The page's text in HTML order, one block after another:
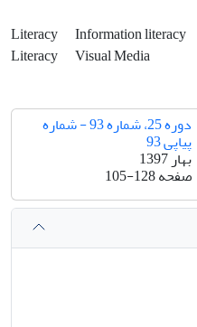
Literacy Information literacy
Literacy
Visual Media
دوره 25، شماره 93 - شماره
پیاپی 93
بهار 1397
صفحه105-128